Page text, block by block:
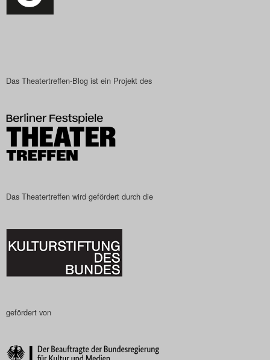
Das Theatertreffen-Blog ist ein Projekt des
Das Theatertreffen wird gefördert durch die
gefördert von